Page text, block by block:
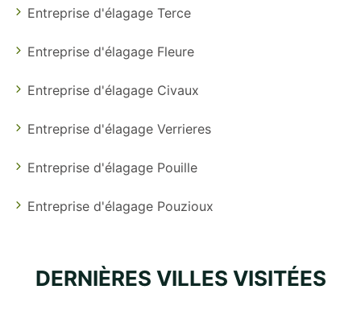
Entreprise d'élagage Terce
Entreprise d'élagage Fleure
Entreprise d'élagage Civaux
Entreprise d'élagage Verrieres
Entreprise d'élagage Pouille
Entreprise d'élagage Pouzioux
DERNIÈRES VILLES VISITÉES